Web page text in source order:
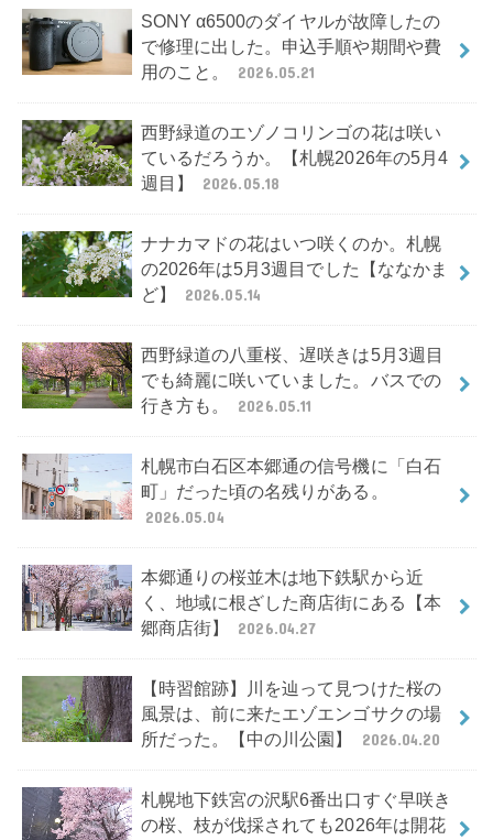
SONY α6500のダイヤルが故障したの
で修理に出した。申込手順や期間や費
用のこと。
2026.05.21
西野緑道のエゾノコリンゴの花は咲い
ているだろうか。【札幌2026年の5月4
週目】
2026.05.18
ナナカマドの花はいつ咲くのか。札幌
の2026年は5月3週目でした【ななかま
ど】
2026.05.14
西野緑道の八重桜、遅咲きは5月3週目
でも綺麗に咲いていました。バスでの
行き方も。
2026.05.11
札幌市白石区本郷通の信号機に「白石
町」だった頃の名残りがある。
2026.05.04
本郷通りの桜並木は地下鉄駅から近
く、地域に根ざした商店街にある【本
郷商店街】
2026.04.27
【時習館跡】川を辿って見つけた桜の
風景は、前に来たエゾエンゴサクの場
所だった。【中の川公園】
2026.04.20
札幌地下鉄宮の沢駅6番出口すぐ早咲き
の桜、枝が伐採されても2026年は開花